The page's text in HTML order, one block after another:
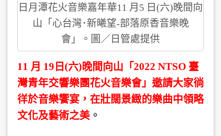
日月潭花火音樂嘉年華11 月5 日(六)晚間向
山「心台灣･新曦望-部落原香音樂晚
會」。圖／日管處提供
11 月 19日(六)晚間向山「2022 NTSO 臺
灣青年交響樂團花火音樂會」邀請大家徜
徉於音樂饗宴，在壯闊景緻的樂曲中領略
文化及藝術之美 。